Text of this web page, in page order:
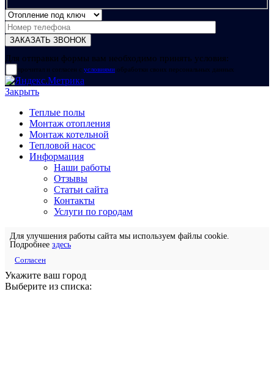
Для отправки формы вам необходимо принять условия:
прочитал и согласен с условиями обработки своих персональных данных
Закрыть
Теплые полы
Монтаж отопления
Монтаж котельной
Тепловой насос
Информация
Наши работы
Отзывы
Статьи сайта
Контакты
Услуги по городам
Для улучшения работы сайта мы используем файлы cookie.
Подробнее здесь
Согласен
Укажите ваш город
Выберите из списка: